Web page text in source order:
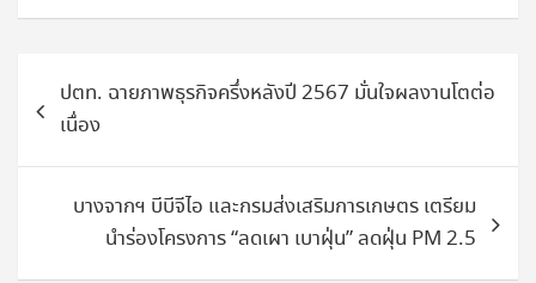
แนะแนว
เรื่องปตท. ฉายภาพธุรกิจครึ่งหลังปี 2567 มั่นใจผลงานโตต่อ
เนื่อง
บางจากฯ บีบีจีไอ และกรมส่งเสริมการเกษตร เตรียม
นำร่องโครงการ “ลดเผา เบาฝุ่น” ลดฝุ่น PM 2.5